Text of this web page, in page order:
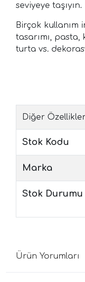
seviyeye taşıyın.
Birçok kullanım
tasarımı,
turta vs.
Diğer Özellikler
Stok Kodu
Marka
Stok Durumu
Ürün Yorumları